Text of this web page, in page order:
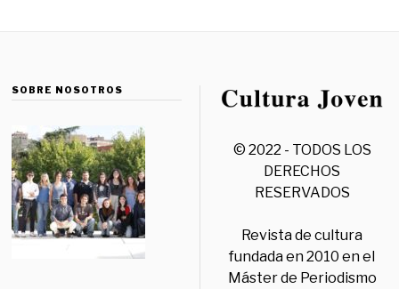
SOBRE NOSOTROS
© 2022 - TODOS LOS
DERECHOS
RESERVADOS
Revista de cultura
fundada en 2010 en el
Máster de Periodismo